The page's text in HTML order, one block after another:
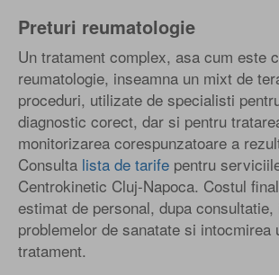
Preturi reumatologie
Un tratament complex, asa cum este
reumatologie, inseamna un mixt de
proceduri, utilizate de specialisti
diagnostic corect, dar si pentru
monitorizarea corespunzatoare a
Consulta lista de tarife pentru
Centrokinetic Cluj-Napoca. Costul
estimat de personal, dupa
problemelor de sanatate si intocmirea
tratament.